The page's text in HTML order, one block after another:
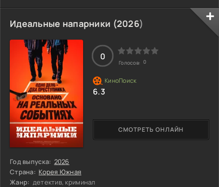
который, как считалось, находился в больнице. Начав
снимать окрестности, ребята замечают на видео
зловещую фигуру в черном, которая появляется в кадре.
Что же это за загадка, скрывающаяся за этой странной
встречей?
Идеальные напарники (2026)
Год выпуска: 2026
Страна: Корея Южная
Жанр: детектив, криминал
СМОТРЕТЬ ОНЛАЙН
0
Голосов: 0
6.3